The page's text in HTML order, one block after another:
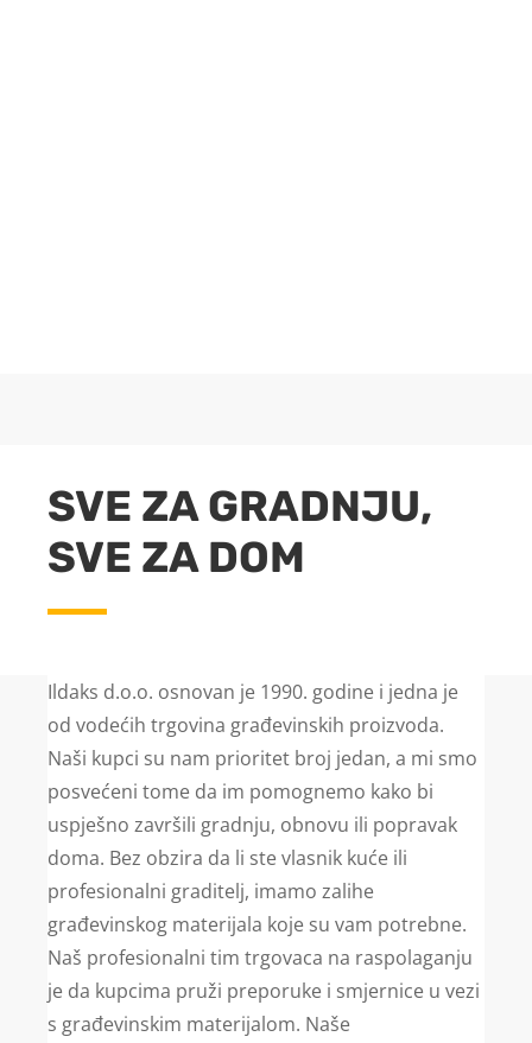
SVE ZA GRADNJU,
SVE ZA DOM
Ildaks d.o.o. osnovan je 1990. godine i jedna je
od vodećih trgovina građevinskih proizvoda.
Naši kupci su nam prioritet broj jedan, a mi smo
posvećeni tome da im pomognemo kako bi
uspješno završili gradnju, obnovu ili popravak
doma. Bez obzira da li ste vlasnik kuće ili
profesionalni graditelj, imamo zalihe
građevinskog materijala koje su vam potrebne.
Naš profesionalni tim trgovaca na raspolaganju
je da kupcima pruži preporuke i smjernice u vezi
s građevinskim materijalom. Naše